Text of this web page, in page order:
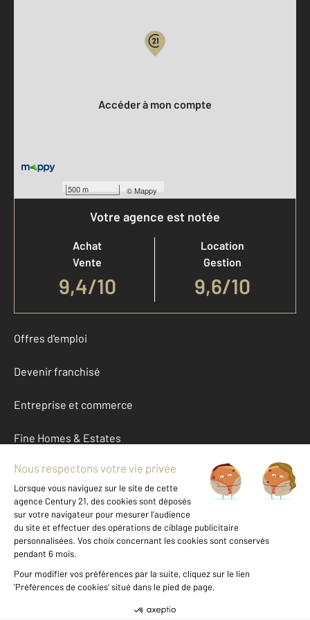
500 m ©Mappy
Accéder à mon compte
Votre agence est notée
Achat
Vente
9,4/10
Location
Gestion
9,6/10
Offres d'emploi
Devenir franchisé
Entreprise et commerce
Fine Homes & Estates
À propos
International
Nous contacter
Données personnelles